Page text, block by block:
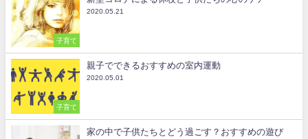
子育て
2020.05.21
子育て
親子でできるおすすめの室内運動
2020.05.01
家の中で子供たちとどう過ごす？おすすめの遊び